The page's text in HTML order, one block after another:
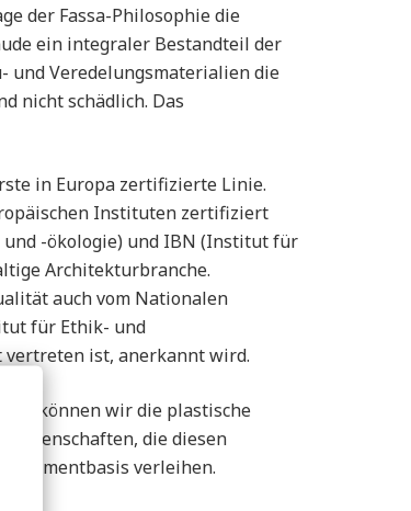
der Fassa-Philosophie die
ein integraler Bestandteil der
und Veredelungsmaterialien die
nicht schädlich. Das
in Europa zertifizierte Linie.
Instituten zertifiziert
-ökologie) und IBN (Institut für
Architekturbranche.
auch vom Nationalen
für Ethik- und
ist, anerkannt wird.
können wir die plastische
Eigenschaften, die diesen
Zementbasis verleihen.